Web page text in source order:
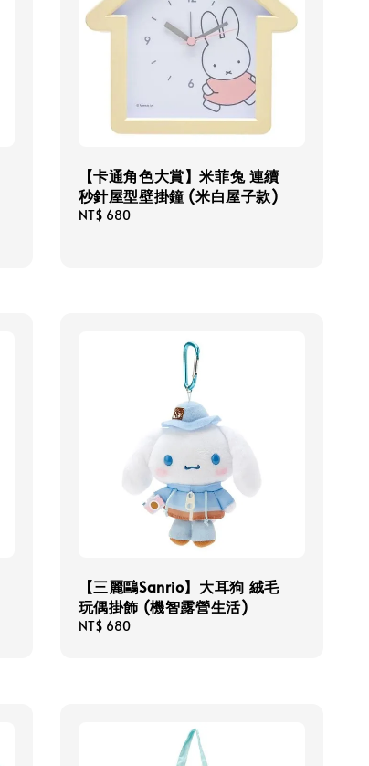
【卡通角色大賞】米菲兔 連續
秒針屋型壁掛鐘 (米白屋子款)
Regular
NT$ 680
【三麗鷗Sanrio】大耳狗 絨毛
玩偶掛飾 (機智露營生活)
Regular
NT$ 680